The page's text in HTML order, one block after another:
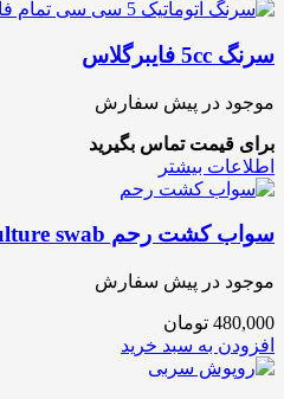
سرنگ 5cc فایبرگلاس
موجود در پیش سفارش
برای قیمت تماس بگیرید
اطلاعات بیشتر
سواب کشت رحم Uterus culture swab
موجود در پیش سفارش
480,000 تومان
افزودن به سبد خرید